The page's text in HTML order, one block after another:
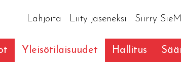
Lahjoita Liity jäseneksi Siirry
Yleisötilaisuudet Hallitus